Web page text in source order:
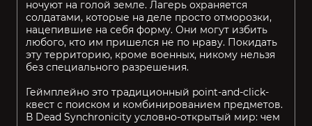
ночуют на голой земле. Лагерь охраняется
солдатами, которые на деле просто отморозки,
нацепившие на себя форму. Они могут избить
любого, кто им пришелся не по нраву. Покидать
эту территорию, кроме военных, никому нельзя
без специального разрешения.
Геймплейно это традиционный point-and-click-
квест с поиском и комбинированием предметов.
В Dead Synchronicity условно-открытый мир: чем